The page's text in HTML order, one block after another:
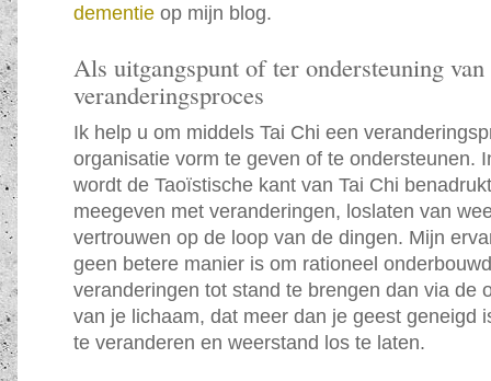
dementie op mijn blog.
Als uitgangspunt of ter ondersteuning van
veranderingsproces
Ik help u om middels Tai Chi een
organisatie vorm te geven of te ondersteunen.
wordt de Taoïstische kant van Tai Chi
meegeven met veranderingen, loslaten van
vertrouwen op de loop van de dingen. Mijn
geen betere manier is om rationeel
veranderingen tot stand te brengen dan via de
van je lichaam, dat meer dan je geest geneigd
te veranderen en weerstand los te laten.